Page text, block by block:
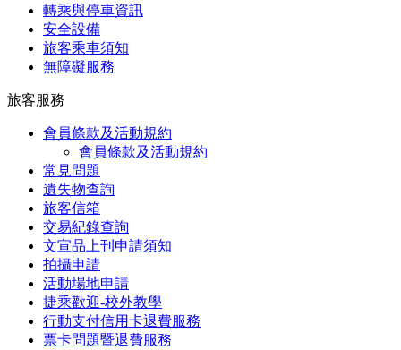
轉乘與停車資訊
安全設備
旅客乘車須知
無障礙服務
旅客服務
會員條款及活動規約
會員條款及活動規約
常見問題
遺失物查詢
旅客信箱
交易紀錄查詢
文宣品上刊申請須知
拍攝申請
活動場地申請
捷乘歡迎-校外教學
行動支付信用卡退費服務
票卡問題暨退費服務